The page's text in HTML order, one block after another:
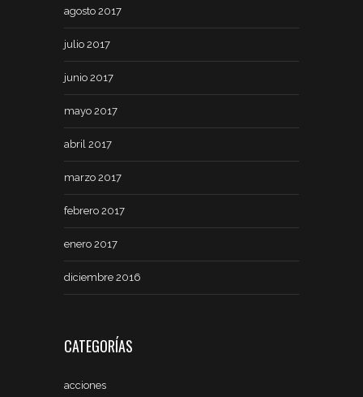
agosto 2017
julio 2017
junio 2017
mayo 2017
abril 2017
marzo 2017
febrero 2017
enero 2017
diciembre 2016
CATEGORÍAS
acciones